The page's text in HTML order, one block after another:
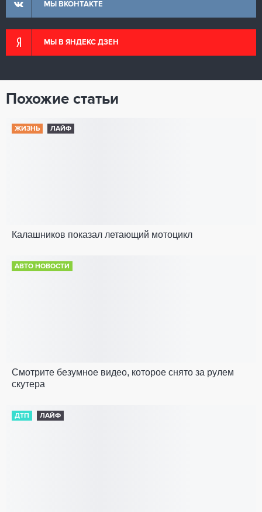
МЫ ВКОНТАКТЕ
МЫ В ЯНДЕКС ДЗЕН
Похожие статьи
ЖИЗНЬ ЛАЙФ
Калашников показал летающий мотоцикл
АВТО НОВОСТИ
Смотрите безумное видео, которое снято за рулем
скутера
ДТП ЛАЙФ